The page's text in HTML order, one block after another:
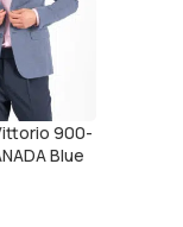
900-
Blue